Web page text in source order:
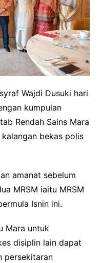
Wajdi Dusuki hari
kumpulan
Rendah Sains Mara
bekas polis
amanat sebelum
MRSM iaitu MRSM
Isnin ini.
Mara untuk
disiplin lain dapat
persekitaran